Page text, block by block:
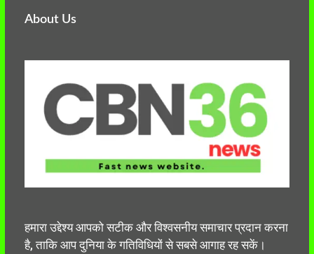
About Us
हमारा उद्देश्य आपको सटीक और विश्वसनीय समाचार प्रदान करना
है, ताकि आप दुनिया के गतिविधियों से सबसे आगाह रह सकें।